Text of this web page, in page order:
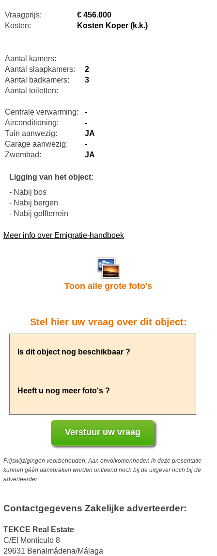
Vraagprijs:
€ 456.000
Kosten:
Kosten Koper (k.k.)
Aantal kamers:
Aantal slaapkamers:
2
Aantal badkamers:
3
Aantal toiletten:
Centrale verwarming:
-
Airconditioning:
-
Tuin aanwezig:
JA
Garage aanwezig:
-
Zwembad:
JA
Ligging van het object:
- Nabij bos
- Nabij bergen
- Nabij golfterrein
Meer info over Emigratie-handboek
Toon alle grote foto's
Stel hier uw vraag over dit object:
Prijswijzigingen voorbehouden. Aan onvolkomenheden in deze presentatie
kunnen géén aanspraken worden ontleend noch bij de uitgever noch bij de
adverteerder.
Contactgegevens Zakelijke adverteerder:
TEKCE Real Estate
C/El Montículo 8
29631 Benalmádena/Málaga